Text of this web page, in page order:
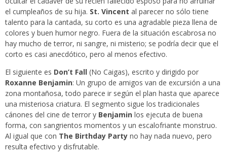
el cumpleaños de su hija. St. Vincent al parecer no sólo tiene
talento para la cantada, su corto es una agradable pieza llena de
colores y buen humor negro. Fuera de la situación escabrosa no
hay mucho de terror, ni sangre, ni misterio; se podría decir que el
corto es casi anecdótico, pero al menos efectivo.
El siguiente es Don’t Fall (No Caigas), escrito y dirigido por
Roxanne Benjamin: Un grupo de amigos van de excursión a una
zona montañosa, todo parece ir según el plan hasta que aparece
una misteriosa criatura. El segmento sigue los tradicionales
cánones del cine de terror y Benjamin los ejecuta de buena
forma, con sangrientos momentos y un escalofriante monstruo.
Al igual que con The Birthday Party no hay nada nuevo, pero
resulta efectivo y disfrutable.